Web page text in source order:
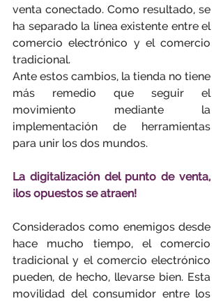
venta conectado. Como resultado, se
ha separado la línea existente entre el
comercio electrónico y el comercio
tradicional.
Ante estos cambios, la tienda no tiene
más remedio que seguir el
movimiento mediante la
implementación de herramientas
para unir los dos mundos.
La digitalización del punto de venta,
¡los opuestos se atraen!
Considerados como enemigos desde
hace mucho tiempo, el comercio
tradicional y el comercio electrónico
pueden, de hecho, llevarse bien. Esta
movilidad del consumidor entre los